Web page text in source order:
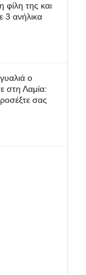
φίλη της και
3 ανήλικα
ο
στη Λαμία:
σας